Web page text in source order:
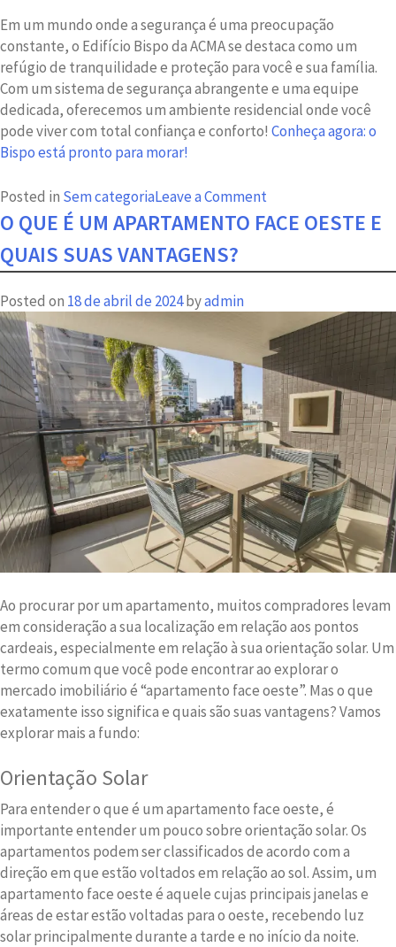
Em um mundo onde a segurança é uma preocupação
constante, o Edifício Bispo da ACMA se destaca como um
refúgio de tranquilidade e proteção para você e sua família.
Com um sistema de segurança abrangente e uma equipe
dedicada, oferecemos um ambiente residencial onde você
pode viver com total confiança e conforto! Conheça agora: o
Bispo está pronto para morar!
Posted in Sem categoriaLeave a Comment
Segurança
viver
bem
O QUE É UM APARTAMENTO FACE OESTE E
QUAIS SUAS VANTAGENS?
Posted on 18 de abril de 2024byadmin
Ao procurar por um apartamento, muitos compradores levam
em consideração a sua localização em relação aos pontos
cardeais, especialmente em relação à sua orientação solar. Um
termo comum que você pode encontrar ao explorar o
mercado imobiliário é “apartamento face oeste”. Mas o que
exatamente isso significa e quais são suas vantagens? Vamos
explorar mais a fundo:
Orientação Solar
Para entender o que é um apartamento face oeste, é
importante entender um pouco sobre orientação solar. Os
apartamentos podem ser classificados de acordo com a
direção em que estão voltados em relação ao sol. Assim, um
apartamento face oeste é aquele cujas principais janelas e
áreas de estar estão voltadas para o oeste, recebendo luz
solar principalmente durante a tarde e no início da noite.